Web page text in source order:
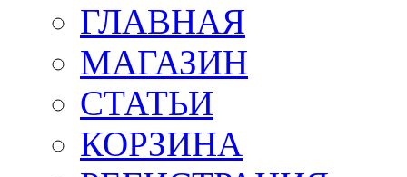
ГЛАВНАЯ
МАГАЗИН
СТАТЬИ
КОРЗИНА